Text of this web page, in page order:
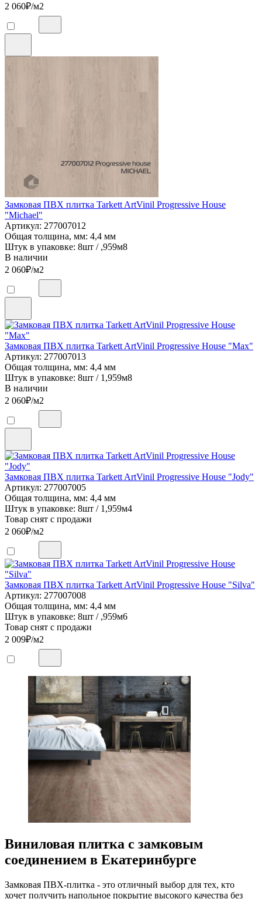
2 060₽/м2
Замковая ПВХ плитка Tarkett ArtVinil Progressive House
"Michael"
Артикул: 277007012
Общая толщина, мм: 4,4 мм
Штук в упаковке: 8шт / ,959м8
В наличии
2 060₽/м2
Замковая ПВХ плитка Tarkett ArtVinil Progressive House "Max"
Артикул: 277007013
Общая толщина, мм: 4,4 мм
Штук в упаковке: 8шт / 1,959м8
В наличии
2 060₽/м2
Замковая ПВХ плитка Tarkett ArtVinil Progressive House "Jody"
Артикул: 277007005
Общая толщина, мм: 4,4 мм
Штук в упаковке: 8шт / 1,959м4
Товар снят с продажи
2 060₽/м2
Замковая ПВХ плитка Tarkett ArtVinil Progressive House "Silva"
Артикул: 277007008
Общая толщина, мм: 4,4 мм
Штук в упаковке: 8шт / ,959м6
Товар снят с продажи
2 009₽/м2
Виниловая плитка с замковым
соединением в Екатеринбурге
Замковая ПВХ-плитка - это отличный выбор для тех, кто
хочет получить напольное покрытие высокого качества без